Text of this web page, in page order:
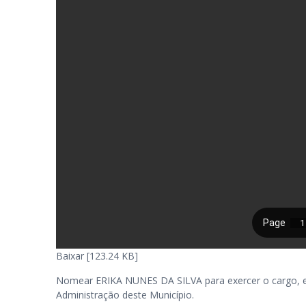
Baixar [123.24 KB]
Nomear ERIKA NUNES DA SILVA para exercer o
Administração deste Município.